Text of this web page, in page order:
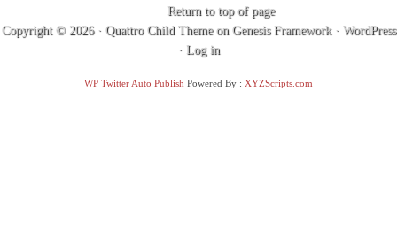
Return to top of page
Copyright © 2026 · Quattro Child Themeon Genesis Framework· WordPress
· Log in
WP Twitter Auto Publish Powered By : XYZScripts.com